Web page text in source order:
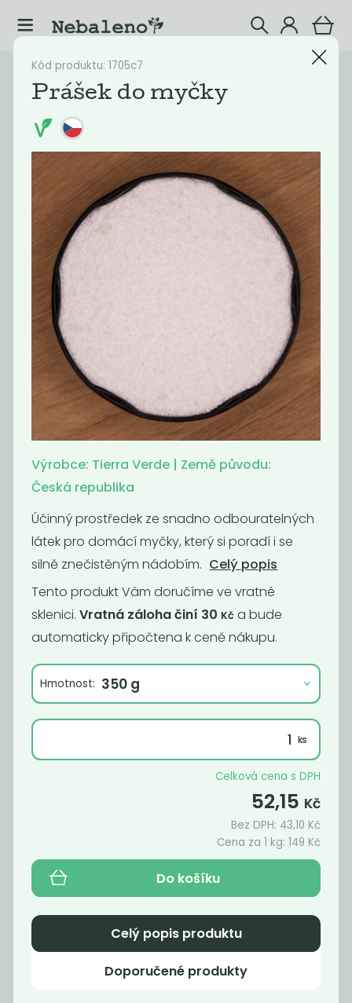
Katalog Drogerie
Filtrovat produkty
Doporučené Nejlevnější Nejdražší
Prášek na bílé
prádlo a pleny
179Kč/ Kg
Prací prášek na
barevné prádlo
179Kč/ Kg
159Kč/ Kg
Prášek do
myčky
Prací soda -
uhličitan sodný
59
Kód produktu: 1705c7
Prášek do myčky
Výrobce: Tierra Verde | Země původu:
Česká republika
Účinný prostředek ze snadno odbouratelných
látek pro domácí myčky, který si poradí i se
silně znečistěným nádobím. Celý popis
Tento produkt Vám doručíme ve vratné
sklenici. Vratná záloha činí 30 Kč a bude
automaticky připočtena k ceně nákupu.
Hmotnost:
Celková cena s DPH
52,15 Kč
Bez DPH: 43,10 Kč
Cena za 1 kg:149 Kč
Do košíku
Celý popis produktu
Doporučené produkty